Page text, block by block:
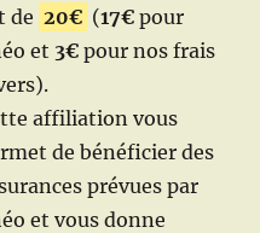
de 20€ (17€ pour
et 3€ pour nos frais
affiliation vous
de bénéficier des
prévues par
et vous donne